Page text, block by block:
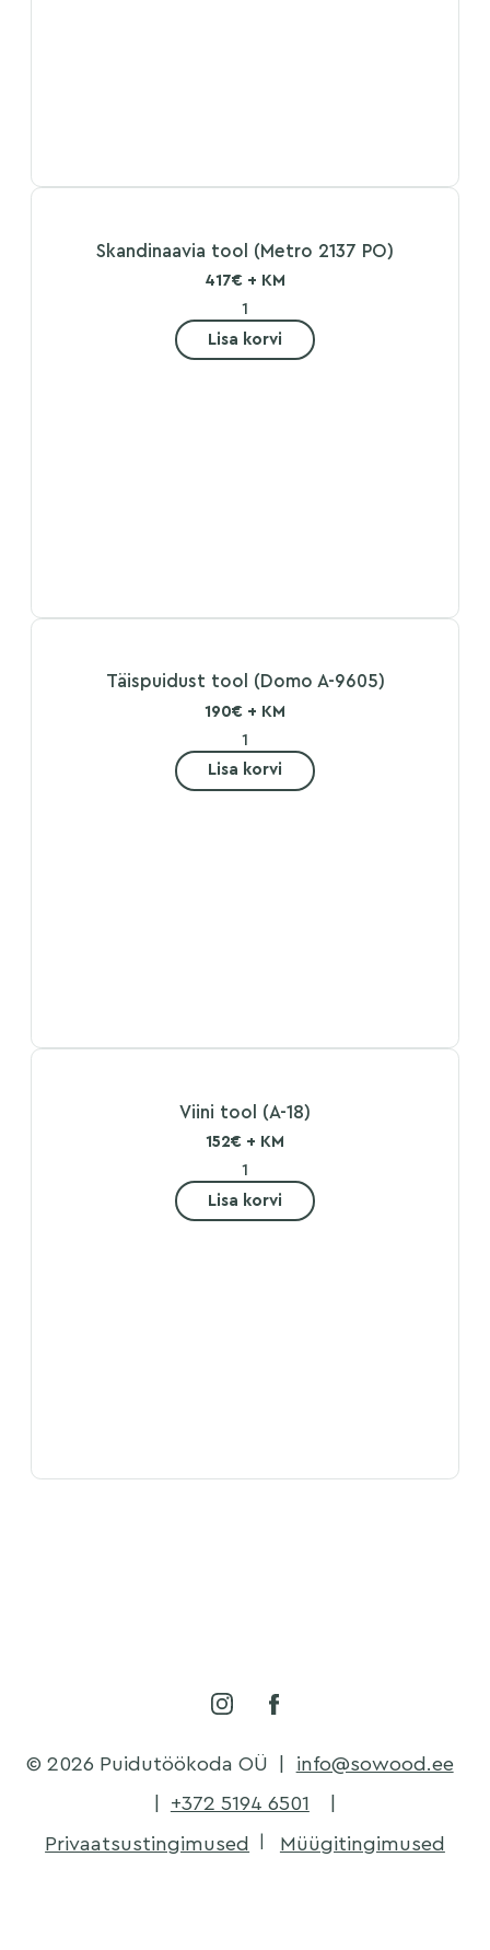
Skandinaavia tool (Metro 2137 PO)
417€ + KM
Lisa korvi
Täispuidust tool (Domo A-9605)
190€ + KM
Lisa korvi
Viini tool (A-18)
152€ + KM
Lisa korvi
© 2026 Puidutöökoda OÜ
info@sowood.ee
+372 5194 6501
Privaatsustingimused
Müügitingimused